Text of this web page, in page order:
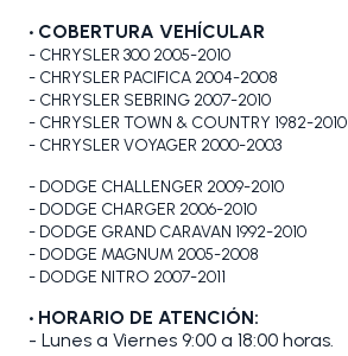
• COBERTURA VEHÍCULAR
- CHRYSLER 300 2005-2010
- CHRYSLER PACIFICA 2004-2008
- CHRYSLER SEBRING 2007-2010
- CHRYSLER TOWN & COUNTRY 1982-2010
- CHRYSLER VOYAGER 2000-2003
- DODGE CHALLENGER 2009-2010
- DODGE CHARGER 2006-2010
- DODGE GRAND CARAVAN 1992-2010
- DODGE MAGNUM 2005-2008
- DODGE NITRO 2007-2011
• HORARIO DE ATENCIÓN:
- Lunes a Viernes 9:00 a 18:00 horas.